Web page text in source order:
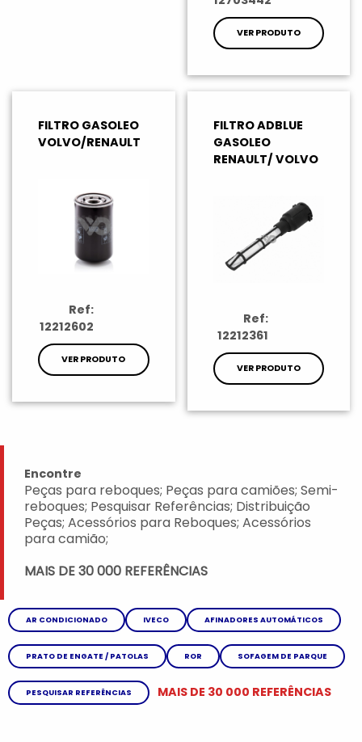
VER PRODUTO
FILTRO GASOLEO
VOLVO/RENAULT
Ref:
12212602
VER PRODUTO
FILTRO ADBLUE
GASOLEO
RENAULT/ VOLVO
Ref:
12212361
VER PRODUTO
Encontre
Peças para reboques; Peças para camiões; Semi-
reboques; Pesquisar Referências; Distribuição
Peças; Acessórios para Reboques; Acessórios
para camião;
MAIS DE 30 000 REFERÊNCIAS
AR CONDICIONADO IVECO AFINADORES AUTOMÁTICOS
PRATO DE ENGATE / PATOLAS ROR SOFAGEM DE PARQUE
PESQUISAR REFERÊNCIAS MAIS DE 30 000 REFERÊNCIAS